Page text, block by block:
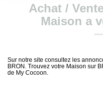
NOS
CHASSE
Plus de critères
Achat /
Maison a
Sur notre site consultez les
BRON. Trouvez votre Maison sur
de My Cocoon.